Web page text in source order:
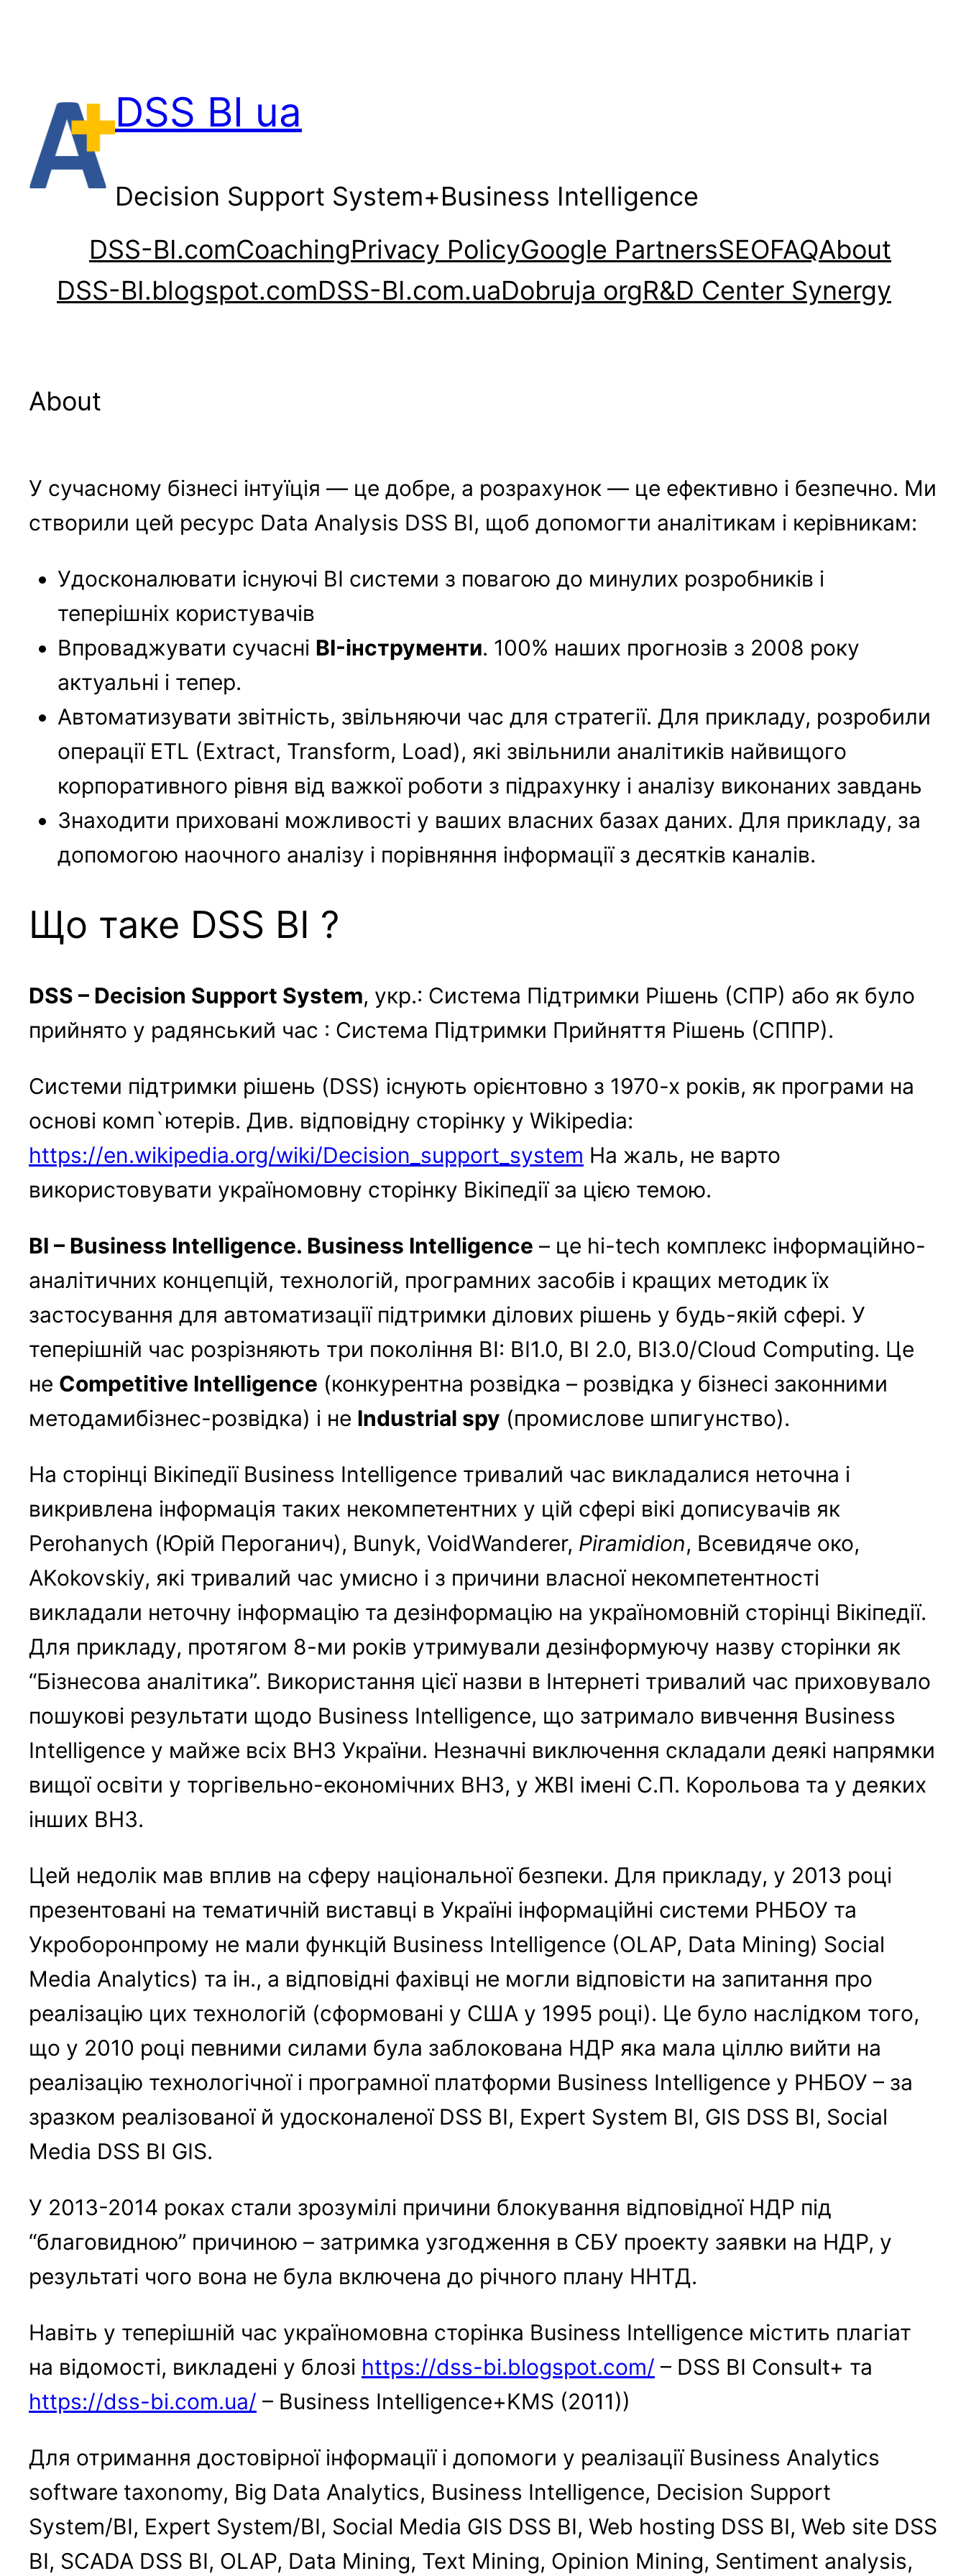
DSS BI ua
Decision Support System+Business Intelligence
DSS-BI.comCoachingPrivacy PolicyGoogle PartnersSEOFAQAbout
DSS-BI.blogspot.comDSS-BI.com.uaDobruja orgR&D Center Synergy
About
У сучасному бізнесі інтуїція — це добре, а розрахунок — це ефективно і безпечно. Ми
створили цей ресурс Data Analysis DSS BI, щоб допомогти аналітикам і керівникам:
Удосконалювати існуючі BI системи з повагою до минулих розробників і
теперішніх користувачів
Впроваджувати сучасні BI-інструменти. 100% наших прогнозів з 2008 року
актуальні і тепер.
Автоматизувати звітність, звільняючи час для стратегії. Для прикладу, розробили
операції ETL (Extract, Transform, Load), які звільнили аналітиків найвищого
корпоративного рівня від важкої роботи з підрахунку і аналізу виконаних завдань
Знаходити приховані можливості у ваших власних базах даних. Для прикладу, за
допомогою наочного аналізу і порівняння інформації з десятків каналів.
Що таке DSS BI ?
DSS – Decision Support System, укр.: Система Підтримки Рішень (СПР) або як було
прийнято у радянський час : Система Підтримки Прийняття Рішень (СППР).
Системи підтримки рішень (DSS) існують орієнтовно з 1970-х років, як програми на
основі комп`ютерів. Див. відповідну сторінку у Wikipedia:
https://en.wikipedia.org/wiki/Decision_support_system На жаль, не варто
використовувати україномовну сторінку Вікіпедії за цією темою.
BI – Business Intelligence. Business Intelligence – це hi-tech комплекс інформаційно-
аналітичних концепцій, технологій, програмних засобів і кращих методик їх
застосування для автоматизації підтримки ділових рішень у будь-якій сфері. У
теперішній час розрізняють три покоління BI: BI1.0, BI 2.0, BI3.0/Cloud Computing. Це
не Competitive Intelligence (конкурентна розвідка – розвідка у бізнесі законними
методамибізнес-розвідка) і не Industrial spy (промислове шпигунство).
На сторінці Вікіпедії Business Intelligence тривалий час викладалися неточна і
викривлена інформація таких некомпетентних у цій сфері вікі дописувачів як
Perohanych (Юрій Пероганич), Bunyk, VoidWanderer, Piramidion, Всевидяче око,
AKokovskiy, які тривалий час умисно і з причини власної некомпетентності
викладали неточну інформацію та дезінформацію на україномовній сторінці Вікіпедії.
Для прикладу, протягом 8-ми років утримували дезінформуючу назву сторінки як
“Бізнесова аналітика”. Використання цієї назви в Інтернеті тривалий час приховувало
пошукові результати щодо Business Intelligence, що затримало вивчення Business
Intelligence у майже всіх ВНЗ України. Незначні виключення складали деякі напрямки
вищої освіти у торгівельно-економічних ВНЗ, у ЖВІ імені С.П. Корольова та у деяких
інших ВНЗ.
Цей недолік мав вплив на сферу національної безпеки. Для прикладу, у 2013 році
презентовані на тематичній виставці в Україні інформаційні системи РНБОУ та
Укроборонпрому не мали функцій Business Intelligence (OLAP, Data Mining) Social
Media Analytics) та ін., а відповідні фахівці не могли відповісти на запитання про
реалізацію цих технологій (сформовані у США у 1995 році). Це було наслідком того,
що у 2010 році певними силами була заблокована НДР яка мала ціллю вийти на
реалізацію технологічної і програмної платформи Business Intelligence у РНБОУ – за
зразком реалізованої й удосконаленої DSS BI, Expert System BI, GIS DSS BI, Social
Media DSS BI GIS.
У 2013-2014 роках стали зрозумілі причини блокування відповідної НДР під
“благовидною” причиною – затримка узгодження в СБУ проекту заявки на НДР, у
результаті чого вона не була включена до річного плану ННТД.
Навіть у теперішній час україномовна сторінка Business Intelligence містить плагіат
на відомості, викладені у блозі https://dss-bi.blogspot.com/ – DSS BI Consult+ та
https://dss-bi.com.ua/ – Business Intelligence+KMS (2011))
Для отримання достовірної інформації і допомоги у реалізації Business Analytics
software taxonomy, Big Data Analytics, Business Intelligence, Decision Support
System/BI, Expert System/BI, Social Media GIS DSS BI, Web hosting DSS BI, Web site DSS
BI, SCADA DSS BI, OLAP, Data Mining, Text Mining, Opinion Mining, Sentiment analysis,